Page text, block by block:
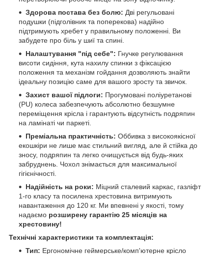
Здорова постава без болю: Дві регульовані
подушки (підголівник та поперекова) надійно
підтримують хребет у правильному положенні. Ви
забудете про біль у шиї та спині.
Налаштування "під себе": Гнучке регулювання
висоти сидіння, кута нахилу спинки з фіксацією
положення та механізм гойдання дозволяють знайти
ідеальну позицію саме для вашого зросту та звичок.
Захист вашої підлоги: Прогумовані поліуретанові
(PU) колеса забезпечують абсолютно безшумне
переміщення крісла і гарантують відсутність подряпин
на ламінаті чи паркеті.
Преміальна практичність: Оббивка з високоякісної
екошкіри не лише має стильний вигляд, але й стійка до
зносу, подряпин та легко очищується від будь-яких
забруднень. Чохол знімається для максимальної
гігієнічності.
Надійність на роки: Міцний сталевий каркас, газліфт
1-го класу та посилена хрестовина витримують
навантаження до 120 кг. Ми впевнені у якості, тому
надаємо розширену гарантію 25 місяців на
хрестовину!
Технічні характеристики та комплектація:
Тип: Ергономічне геймерське/комп'ютерне крісло